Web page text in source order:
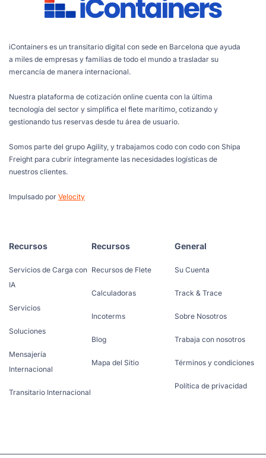
iContainers es un transitario digital con sede en Barcelona que ayuda
a miles de empresas y familias de todo el mundo a trasladar su
mercancía de manera internacional.
Nuestra plataforma de cotización online cuenta con la última
tecnología del sector y simplifica el flete marítimo, cotizando y
gestionando tus reservas desde tu área de usuario.
Somos parte del grupo Agility, y trabajamos codo con codo con Shipa
Freight para cubrir íntegramente las necesidades logísticas de
nuestros clientes.
Impulsado por Velocity
Recursos
Servicios de Carga con
IA
Servicios
Soluciones
Mensajería
Internacional
Transitario Internacional
Recursos
Recursos de Flete
Calculadoras
Incoterms
Blog
Mapa del Sitio
General
Su Cuenta
Track & Trace
Sobre Nosotros
Trabaja con nosotros
Términos y condiciones
Política de privacidad